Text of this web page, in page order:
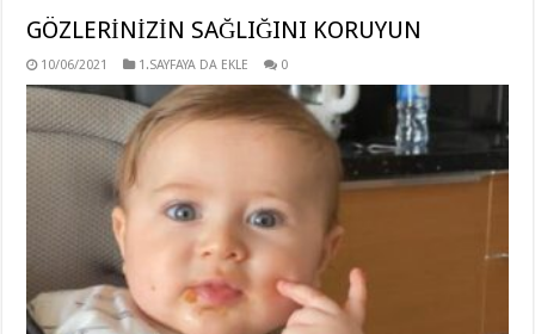
GÖZLERİNİZİN SAĞLIĞINI KORUYUN
10/06/2021 1.SAYFAYA DA EKLE 0